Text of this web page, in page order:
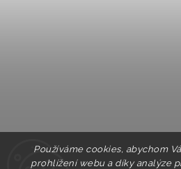
Používáme cookies, abychom
prohlížení webu a díky analýze